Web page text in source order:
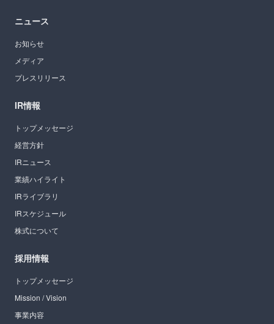
ニュース
お知らせ
メディア
プレスリリース
IR情報
トップメッセージ
経営方針
IRニュース
業績ハイライト
IRライブラリ
IRスケジュール
株式について
採用情報
トップメッセージ
Mission / Vision
事業内容